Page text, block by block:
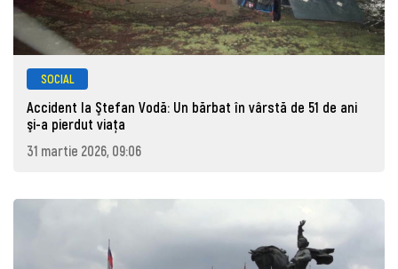
SOCIAL
Accident la Ştefan Vodă: Un bărbat în vârstă de 51 de ani
şi-a pierdut viaţa
31 martie 2026, 09:06